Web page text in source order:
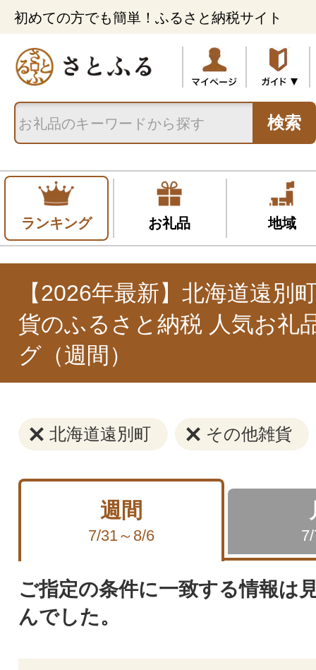
初めての方でも簡単！ふるさと納税サイト
検索
ランキング お礼品 地域
【2026年最新】北海道遠別
貨のふるさと納税 人気お礼
グ（週間）
北海道遠別町 その他雑貨
週間
7/31～8/6
ご指定の条件に一致する情報は
んでした。